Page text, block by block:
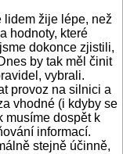
lidem žije lépe, než
hodnoty, které
dokonce zjistili,
by tak měl činit
vybrali.
provoz na silnici a
vhodné (i kdyby se
musíme dospět k
informací.
stejně účinně,